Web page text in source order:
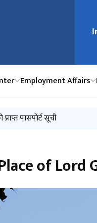
मुख्य
Employment Affairs
FROM UAE-
पासपोर्ट सूची
सम्बन्धि सूचना
पासपोर्ट सूची
पासपोर्ट सूची
of Lord